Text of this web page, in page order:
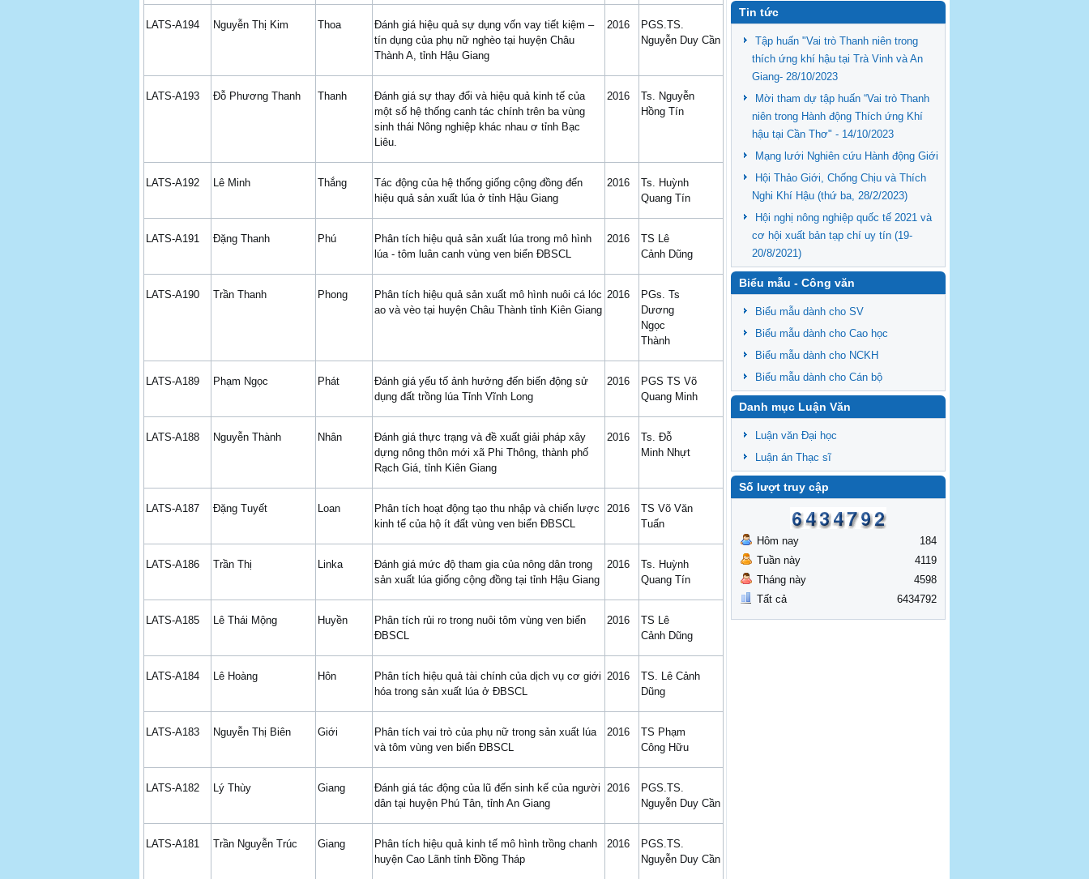
LATS-A194 Nguyễn Thị Kim Thoa
Đánh giá hiệu quả sự dụng vốn vay tiết kiệm –
tín dụng của phụ nữ nghèo tại huyện Châu
Thành A, tỉnh Hậu Giang
2016
PGS.TS.
Nguyễn Duy Cần
LATS-A193 Đỗ Phương Thanh Thanh
Đánh giá sự thay đổi và hiệu quả kinh tế của
một số hệ thống canh tác chính trên ba vùng
sinh thái Nông nghiệp khác nhau ơ tỉnh Bạc
Liêu.
2016
Ts. Nguyễn
Hồng Tín
LATS-A192 Lê Minh Thắng
Tác động của hệ thống giống cộng đồng đến
hiệu quả sản xuất lúa ở tỉnh Hậu Giang
2016
Ts. Huỳnh
Quang Tín
LATS-A191 Đặng Thanh Phú
Phân tích hiệu quả sản xuất lúa trong mô hình
lúa - tôm luân canh vùng ven biển ĐBSCL
2016
TS Lê
Cảnh Dũng
LATS-A190 Trần Thanh Phong
Phân tích hiệu quả sản xuất mô hình nuôi cá lóc
ao và vèo tại huyện Châu Thành tỉnh Kiên Giang
2016
PGs. Ts
Dương
Ngọc
Thành
LATS-A189 Phạm Ngọc Phát
Đánh giá yếu tố ảnh hưởng đến biến động sử
dụng đất trồng lúa Tỉnh Vĩnh Long
2016
PGS TS Võ
Quang Minh
LATS-A188 Nguyễn Thành Nhân
Đánh giá thực trạng và đề xuất giải pháp xây
dựng nông thôn mới xã Phi Thông, thành phố
Rạch Giá, tỉnh Kiên Giang
2016
Ts. Đỗ
Minh Nhựt
LATS-A187 Đặng Tuyết Loan
Phân tích hoạt động tạo thu nhập và chiến lược
kinh tế của hộ ít đất vùng ven biển ĐBSCL
2016
TS Võ Văn
Tuấn
LATS-A186 Trần Thị Linka
Đánh giá mức độ tham gia của nông dân trong
sản xuất lúa giống cộng đồng tại tỉnh Hậu Giang
2016
Ts. Huỳnh
Quang Tín
LATS-A185 Lê Thái Mộng Huyền
Phân tích rủi ro trong nuôi tôm vùng ven biển
ĐBSCL
2016
TS Lê
Cảnh Dũng
LATS-A184 Lê Hoàng Hôn
Phân tích hiệu quả tài chính của dịch vụ cơ giới
hóa trong sản xuất lúa ở ĐBSCL
2016
TS. Lê Cảnh
Dũng
LATS-A183 Nguyễn Thị Biên Giới
Phân tích vai trò của phụ nữ trong sản xuất lúa
và tôm vùng ven biển ĐBSCL
2016
TS Phạm
Công Hữu
LATS-A182 Lý Thùy Giang
Đánh giá tác động của lũ đến sinh kế của người
dân tại huyện Phú Tân, tỉnh An Giang
2016
PGS.TS.
Nguyễn Duy Cần
LATS-A181 Trần Nguyễn Trúc Giang
Phân tích hiệu quả kinh tế mô hình trồng chanh
huyện Cao Lãnh tỉnh Đồng Tháp
2016
PGS.TS.
Nguyễn Duy Cần
Tin tức
Tập huấn "Vai trò Thanh niên trong
thích ứng khí hậu tại Trà Vinh và An
Giang- 28/10/2023
Mời tham dự tập huấn “Vai trò Thanh
niên trong Hành động Thích ứng Khí
hậu tại Cần Thơ" - 14/10/2023
Mạng lưới Nghiên cứu Hành động Giới
Hội Thảo Giới, Chống Chịu và Thích
Nghi Khí Hậu (thứ ba, 28/2/2023)
Hội nghị nông nghiệp quốc tế 2021 và
cơ hội xuất bản tạp chí uy tín (19-
20/8/2021)
Biểu mẫu - Công văn
Biểu mẫu dành cho SV
Biểu mẫu dành cho Cao học
Biểu mẫu dành cho NCKH
Biểu mẫu dành cho Cán bộ
Danh mục Luận Văn
Luận văn Đại học
Luận án Thạc sĩ
Số lượt truy cập
Hôm nay
Tuần này
Tháng này
Tất cả
184
4119
4598
6434792